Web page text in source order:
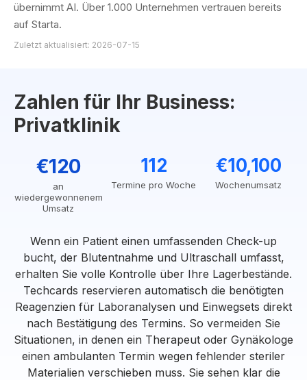
übernimmt AI. Über 1.000 Unternehmen vertrauen bereits
auf Starta.
Zuletzt aktualisiert: 2026-07-15
Zahlen für Ihr Business:
Privatklinik
€120
an
wiedergewonnenem
Umsatz
112
Termine pro Woche
€10,100
Wochenumsatz
Wenn ein Patient einen umfassenden Check-up
bucht, der Blutentnahme und Ultraschall umfasst,
erhalten Sie volle Kontrolle über Ihre Lagerbestände.
Techcards reservieren automatisch die benötigten
Reagenzien für Laboranalysen und Einwegsets direkt
nach Bestätigung des Termins. So vermeiden Sie
Situationen, in denen ein Therapeut oder Gynäkologe
einen ambulanten Termin wegen fehlender steriler
Materialien verschieben muss. Sie sehen klar die